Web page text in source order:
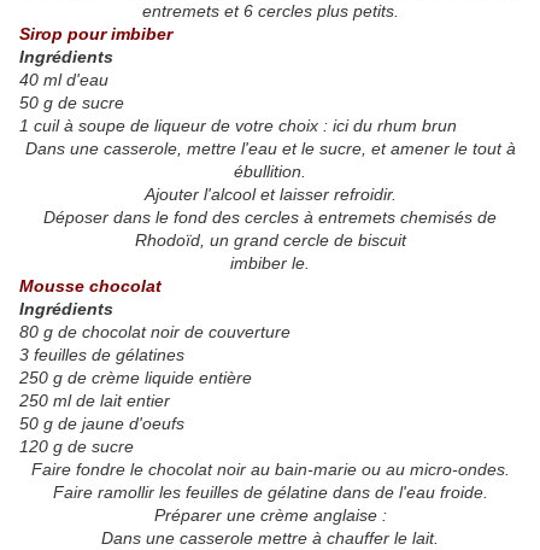
entremets et 6 cercles plus petits.
Sirop pour imbiber
Ingrédients
40 ml d'eau
50 g de sucre
1 cuil à soupe de liqueur de votre choix : ici du rhum brun
Dans une casserole, mettre l'eau et le sucre, et amener le tout à
ébullition.
Ajouter l'alcool et laisser refroidir.
Déposer dans le fond des cercles à entremets chemisés de
Rhodoïd, un grand cercle de biscuit
imbiber le.
Mousse chocolat
Ingrédients
80 g de chocolat noir de couverture
3 feuilles de gélatines
250 g de crème liquide entière
250 ml de lait entier
50 g de jaune d'oeufs
120 g de sucre
Faire fondre le chocolat noir au bain-marie ou au micro-ondes.
Faire ramollir les feuilles de gélatine dans de l'eau froide.
Préparer une crème anglaise :
Dans une casserole mettre à chauffer le lait.